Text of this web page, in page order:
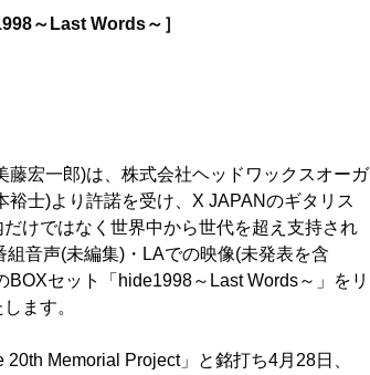
～Last Words～］
宏一郎)は、株式会社ヘッドワックスオーガ
士)より許諾を受け、X JAPANのギタリス
けではなく世界中から世代を超え支持され
音声(未編集)・LAでの映像(未発表を含
セット「hide1998～Last Words～」をリ
ます。
Memorial Project」と銘打ち4月28日、